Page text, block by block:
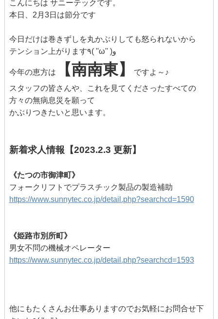
こんにちは サニーテックです。
本日、2月3日は節分です
今日だけは巻きずしを丸かぶりしても怒られないから
テンション上がります٩( ''ω'' )و
今年の恵方は 【南南東】
ですよ～♪
スタッフの皆さんや、これを見てくださったすべての
方々の無病息災を願って
かぶりつきたいと思います。
新着求人情報【2023.2.3 更新】
《たつの市御津町》
フォークリフトでプラスチック製品の製造補助
https://www.sunnytec.co.jp/detail.php?searchcd=1590
《姫路市別所町》
男女不問の機械オペレーター
https://www.sunnytec.co.jp/detail.php?searchcd=1593
他にもたくさんお仕事ありますのでお気軽にお問合せ下